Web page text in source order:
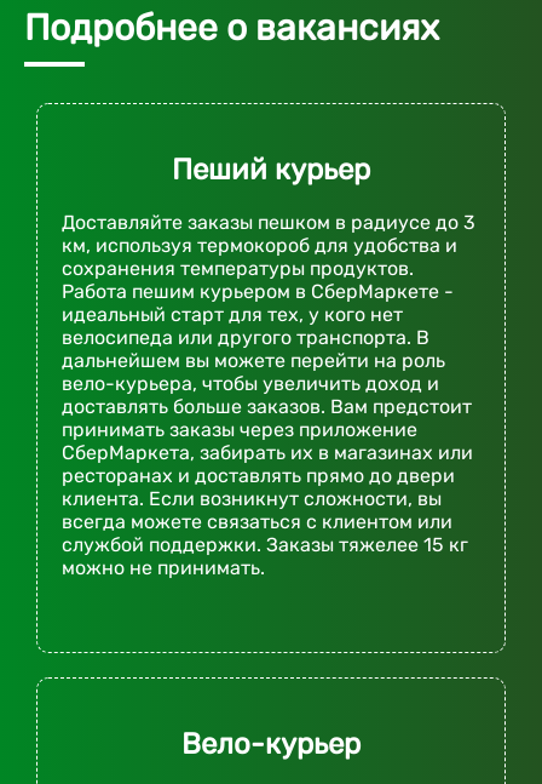
Подробнее о вакансиях
Пеший курьер
Доставляйте заказы пешком в радиусе до 3
км, используя термокороб для удобства и
сохранения температуры продуктов.
Работа пешим курьером в СберМаркете -
идеальный старт для тех, у кого нет
велосипеда или другого транспорта. В
дальнейшем вы можете перейти на роль
вело-курьера, чтобы увеличить доход и
доставлять больше заказов. Вам предстоит
принимать заказы через приложение
СберМаркета, забирать их в магазинах или
ресторанах и доставлять прямо до двери
клиента. Если возникнут сложности, вы
всегда можете связаться с клиентом или
службой поддержки. Заказы тяжелее 15 кг
можно не принимать.
Вело-курьер